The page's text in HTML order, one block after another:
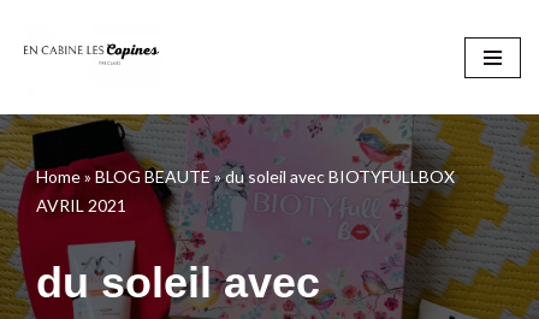
contenu
Home» BLOG BEAUTE»du soleil avec BIOTYFULLBOX
AVRIL 2021
du soleil avec